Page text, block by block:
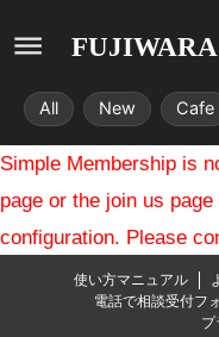
All New Cafe
Simple Membership is
page or the join us
configuration. Please
使い方マニュアル
電話で相談受付フ